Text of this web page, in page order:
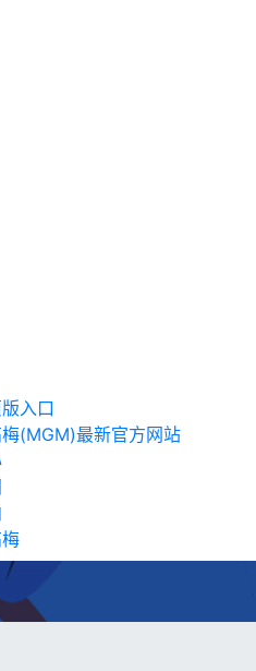
入口
(MGM)最新官方网站